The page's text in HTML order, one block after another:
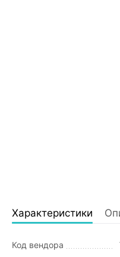
Характеристики
Код вендора